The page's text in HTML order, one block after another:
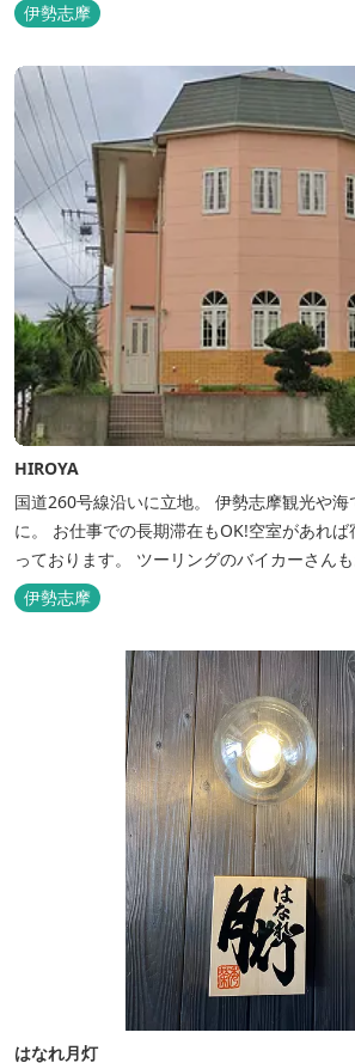
伊勢志摩
HIROYA
国道260号線沿いに立地。 伊勢志摩観光や海
に。 お仕事での長期滞在もOK!空室があれ
っております。 ツーリングのバイカーさん
ださい。
伊勢志摩
はなれ月灯